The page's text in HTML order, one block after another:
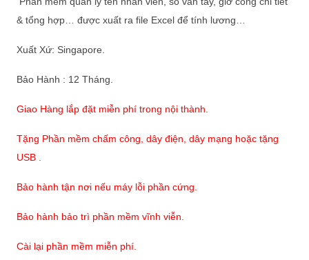
& tổng hợp… được xuất ra file Excel để tính lương…
Xuất Xứ: Singapore.
Bảo Hành : 12 Tháng.
Giao Hàng lắp đặt miễn phí trong nội thành.
Tặng Phần mềm chấm công, dây điện, dây mạng hoặc tặng
USB .
Bảo hành tận nơi nếu máy lỗi phần cứng.
Bảo hành bảo trì phần mềm vĩnh viễn.
Cài lại phần mềm miễn phí.